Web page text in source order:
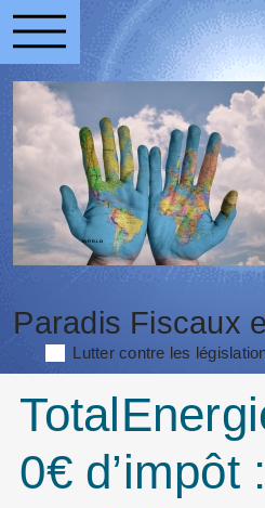
Paradis Fiscaux
Lutter contre les
0€ d’impôt